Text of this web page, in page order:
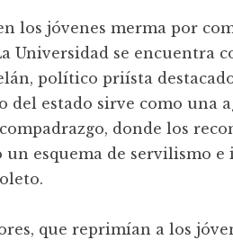
los jóvenes merma por
se encuentra
político priísta
del estado sirve como una
donde los
esquema de servilismo
que reprimían a los